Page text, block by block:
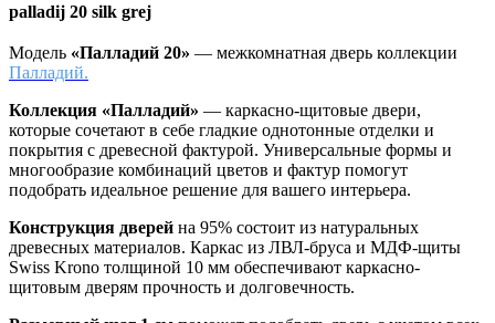
palladij 20 silk grej
Модель «Палладий 20» — межкомнатная дверь коллекции
Палладий.
Коллекция «Палладий» — каркасно-щитовые двери,
которые сочетают в себе гладкие однотонные отделки и
покрытия с древесной фактурой. Универсальные формы и
многообразие комбинаций цветов и фактур помогут
подобрать идеальное решение для вашего интерьера.
Конструкция дверей на 95% состоит из натуральных
древесных материалов. Каркас из ЛВЛ-бруса и МДФ-щиты
Swiss Krono толщиной 10 мм обеспечивают каркасно-
щитовым дверям прочность и долговечность.